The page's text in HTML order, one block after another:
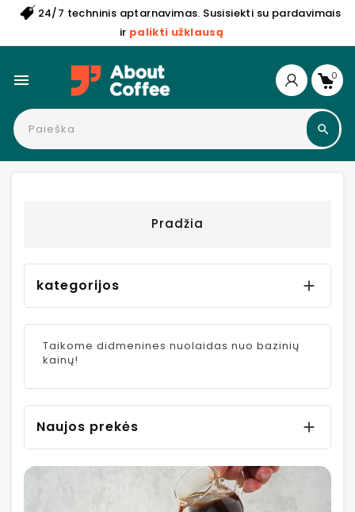
24/7 techninis aptarnavimas. Susisiekti su pardavimais
ir palikti užklausą
 0
Pradžia
kategorijos 
Taikome didmenines nuolaidas nuo bazinių
kainų!
Naujos prekės 